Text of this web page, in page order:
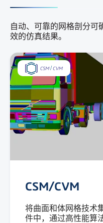
自动、可靠的网格剖分可
效的仿真结果。
CSM/CVM
将曲面和体网格技术
件中，通过高性能算